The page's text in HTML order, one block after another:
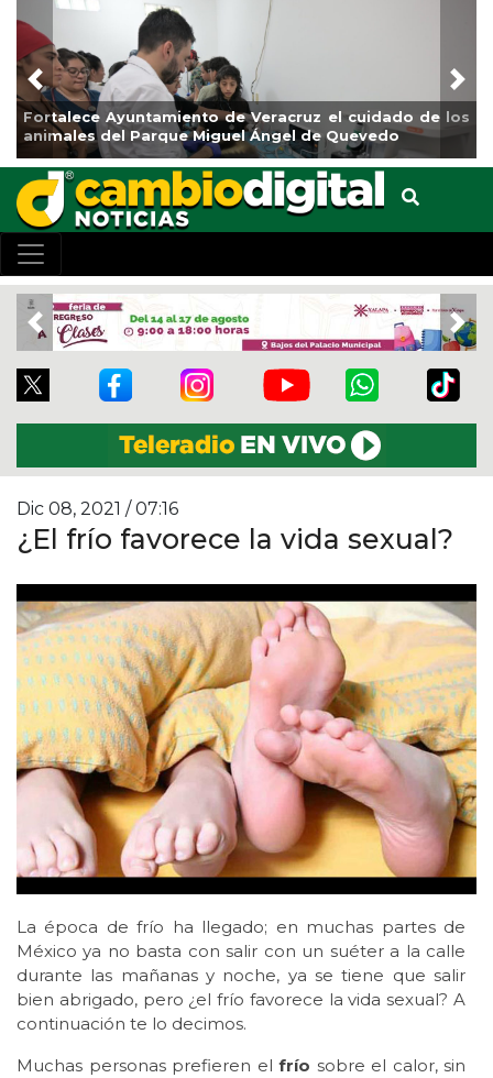
los
La ciudad de Veracruz se suma a la Jornada
de Reforestación 2026
Previous
Previous
Dic 08, 2021 / 07:16
¿El frío favorece la vida sexual?
La época de frío ha llegado; en muchas partes de
México ya no basta con salir con un suéter a la calle
durante las mañanas y noche, ya se tiene que salir
bien abrigado, pero ¿el frío favorece la vida sexual? A
continuación te lo decimos.
Muchas personas prefieren el frío sobre el calor, sin